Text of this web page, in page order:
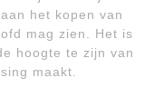
het kopen van
mag zien. Het is
hoogte te zijn van
maakt.